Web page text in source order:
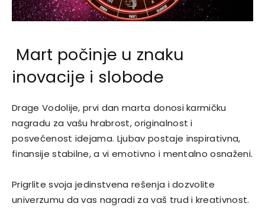
Mart počinje u znaku
inovacije i slobode
Drage Vodolije, prvi dan marta donosi karmičku
nagradu za vašu hrabrost, originalnost i
posvećenost idejama. Ljubav postaje inspirativna,
finansije stabilne, a vi emotivno i mentalno osnaženi.
Prigrlite svoja jedinstvena rešenja i dozvolite
univerzumu da vas nagradi za vaš trud i kreativnost.